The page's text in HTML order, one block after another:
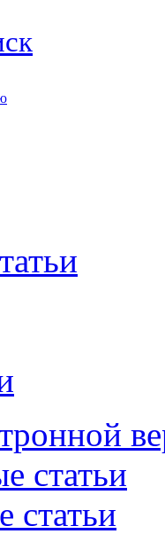
статьи
статьи